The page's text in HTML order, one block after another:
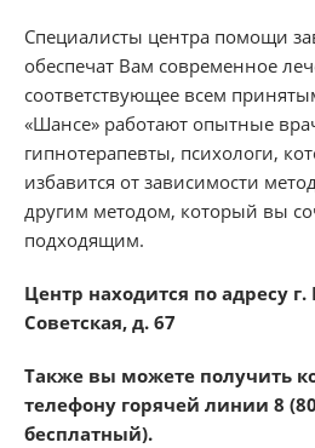
Специалисты центра помощи
обеспечат Вам современное
соответствующее всем
«Шансе» работают опытные
гипнотерапевты, психологи,
избавится от зависимости
другим методом, который вы
подходящим.
Центр находится по адресу г.
Советская, д. 67
Также вы можете получить
телефону горячей линии 8
бесплатный).